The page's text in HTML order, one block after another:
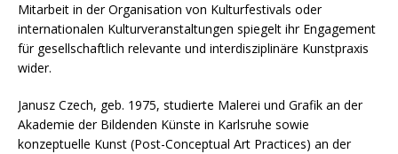
Mitarbeit in der Organisation von Kulturfestivals oder
internationalen Kulturveranstaltungen spiegelt ihr Engagement
für gesellschaftlich relevante und interdisziplinäre Kunstpraxis
wider.
Janusz Czech, geb. 1975, studierte Malerei und Grafik an der
Akademie der Bildenden Künste in Karlsruhe sowie
konzeptuelle Kunst (Post-Conceptual Art Practices) an der